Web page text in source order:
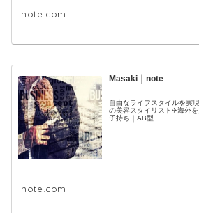
note.com
Masaki｜note
自由なライフスタイルを実
の美容スタイリスト✈海外
子持ち｜AB型
note.com